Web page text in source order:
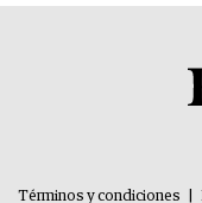
Términos y condiciones